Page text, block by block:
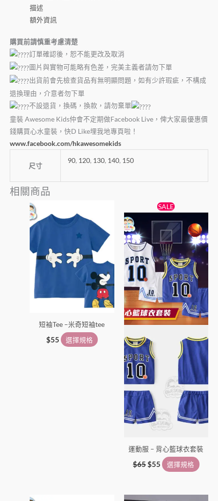
描述
額外資訊
購買前請慎重考慮清楚
訂單確認後，恕不能更改及取消
圖片與實物可能略有色差，完美主義者請勿下單
出貨前會先檢查貨品有無明顯問題，如有少許瑕疵，不構成
退換理由，介意者勿下單
不設退貨，換碼，換款，請勿棄單
童裝 Awesome Kids仲會不定期做Facebook Live，俾大家最優惠價
錢購買心水童裝，快D Like埋我地專頁啦！
www.facebook.com/hkawesomekids
尺寸
90, 120, 130, 140, 150
相關商品
短袖Tee –米奇短袖tee
$55 選擇規格
品
有
多
種
款
式。
可
產
品
SALE
運動服 – 背心籃球衣套裝
$65
始
價
格：
$65。
$55
目
前
價
格：
$55。
選擇規格
品
有
多
種
式。
可
在
產
品
頁
面
選
選
項